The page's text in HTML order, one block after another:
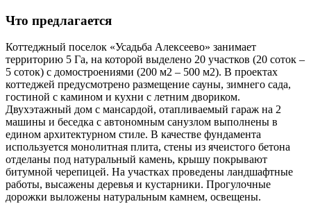
Что предлагается
Коттеджный поселок «Усадьба Алексеево» занимает
территорию 5 Га, на которой выделено 20 участков (20 соток –
5 соток) с домостроениями (200 м2 – 500 м2). В проектах
коттеджей предусмотрено размещение сауны, зимнего сада,
гостиной с камином и кухни с летним двориком.
Двухэтажный дом с мансардой, отапливаемый гараж на 2
машины и беседка с автономным санузлом выполнены в
едином архитектурном стиле. В качестве фундамента
используется монолитная плита, стены из ячеистого бетона
отделаны под натуральный камень, крышу покрывают
битумной черепицей. На участках проведены ландшафтные
работы, высажены деревья и кустарники. Прогулочные
дорожки выложены натуральным камнем, освещены.